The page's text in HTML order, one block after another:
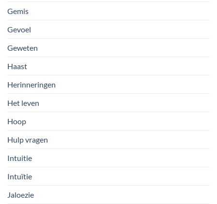
Gemis
Gevoel
Geweten
Haast
Herinneringen
Het leven
Hoop
Hulp vragen
Intuitie
Intuïtie
Jaloezie